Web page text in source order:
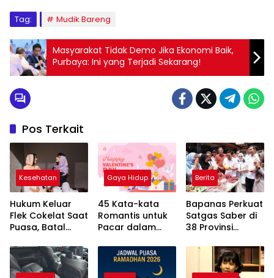
Tag: Mudik Bareng
Masyarakat Tidak Demo Jika Ekonomi Baik,
Purbaya: Ini yang Terjadi Sekarang!
Pos Terkait
Kesehatan
Hukum Keluar
Flek Cokelat Saat
Puasa, Batal
Gaya Hidup
45 Kata-kata
Romantis untuk
Pacar dalam
Berita
Bapanas Perkuat
Satgas Saber di
38 Provinsi